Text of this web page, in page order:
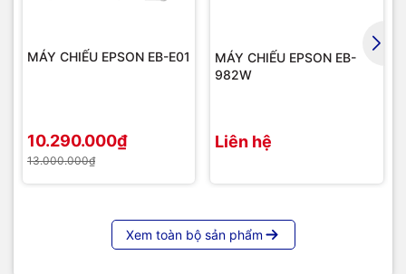
MÁY CHIẾU EPSON EB-E01
10.290.000₫
13.000.000₫
MÁY CHIẾU EPSON EB-
982W
Liên hệ
Xem toàn bộ sản phẩm